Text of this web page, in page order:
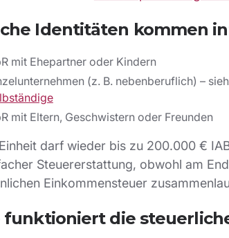
Identitäten kommen
mit Ehepartner oder Kindern
(z. B. nebenberuflich) –
mit Eltern, Geschwistern oder Freunden
darf wieder bis zu 200.000 €
Steuererstattung, obwohl am
Einkommensteuer
funktioniert die